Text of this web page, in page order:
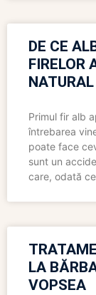
DE CE
FIRELOR
NATURAL
Primul fir alb
întrebarea
poate face
sunt un
care, odată
LA
VOPSEA